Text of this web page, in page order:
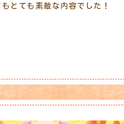
とても素敵な内容でした！